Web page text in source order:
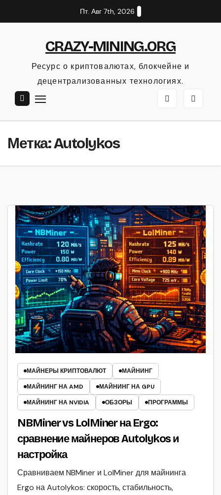
к
Пт. Авг 7th, 2026
CRAZY-MINING.ORG
Ресурс о криптовалютах, блокчейне и
децентрализованных технологиях.
Метка:Autolykos
МАЙНЕРЫ КРИПТОВАЛЮТ
МАЙНИНГ
МАЙНИНГ НА AMD
МАЙНИНГ НА GPU
МАЙНИНГ НА NVIDIA
ОБЗОРЫ ПРОГРАММЫ
NBMiner vs LolMiner на Ergo:
сравнение майнеров Autolykos и
настройка
Сравниваем NBMiner и LolMiner для майнинга
Ergo на Autolykos: скорость, стабильность,